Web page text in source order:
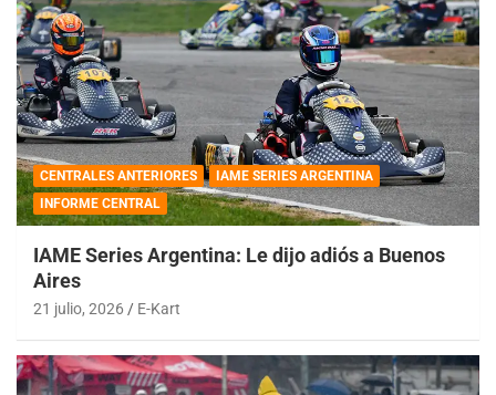
CENTRALES ANTERIORES
IAME SERIES ARGENTINA
INFORME CENTRAL
IAME Series Argentina: Le dijo adiós a Buenos
Aires
21 julio, 2026 E-Kart